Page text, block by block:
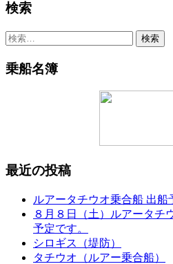
検索
検
乗船名簿
最近の投稿
ルアータチウオ乗合船 出船
８月８日（土）ルアータチ
予定です。
シロギス（堤防）
タチウオ（ルアー乗合船）